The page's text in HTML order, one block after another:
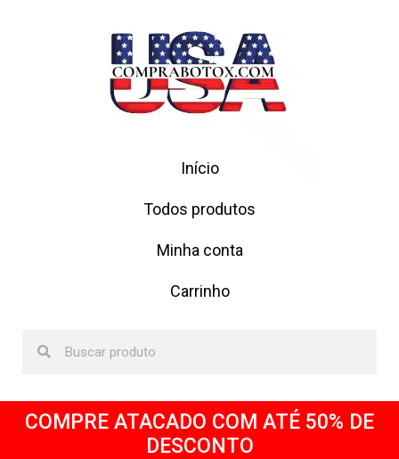
Início
Todos produtos
Minha conta
Carrinho
COMPRE ATACADO COM ATÉ 50% DE
DESCONTO